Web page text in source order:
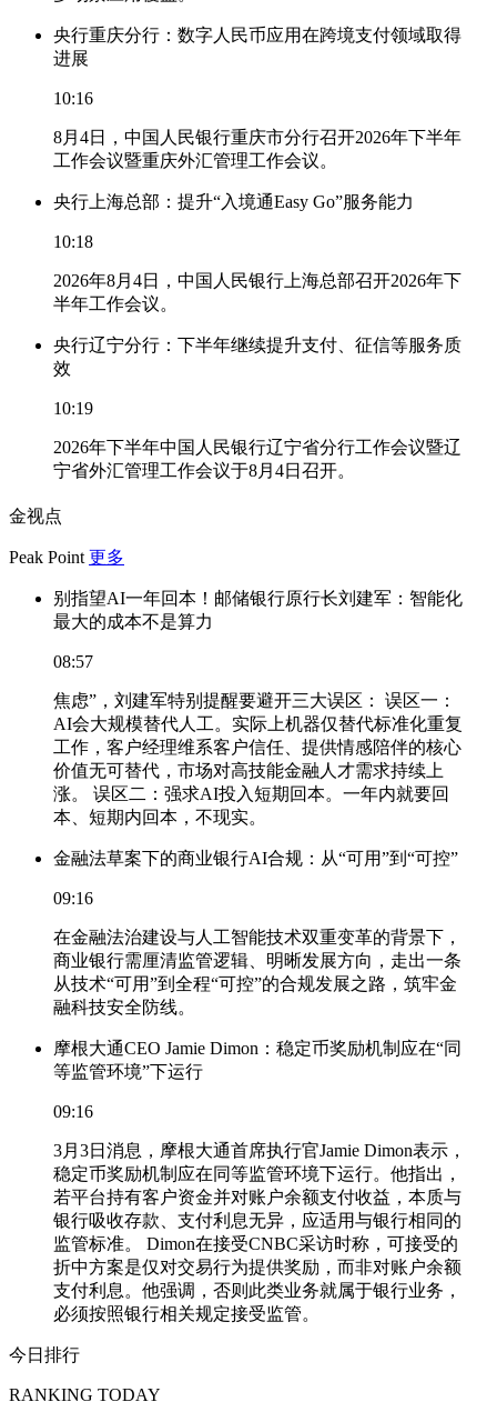
央行重庆分行：数字人民币应用在跨境支付领域取得
进展
10:16
8月4日，中国人民银行重庆市分行召开2026年下半年
工作会议暨重庆外汇管理工作会议。
央行上海总部：提升“入境通Easy Go”服务能力
10:18
2026年8月4日，中国人民银行上海总部召开2026年下
半年工作会议。
央行辽宁分行：下半年继续提升支付、征信等服务质
效
10:19
2026年下半年中国人民银行辽宁省分行工作会议暨辽
宁省外汇管理工作会议于8月4日召开。
金视点
Peak Point 更多
别指望AI一年回本！邮储银行原行长刘建军：智能化
最大的成本不是算力
08:57
焦虑”，刘建军特别提醒要避开三大误区： 误区一：
AI会大规模替代人工。实际上机器仅替代标准化重复
工作，客户经理维系客户信任、提供情感陪伴的核心
价值无可替代，市场对高技能金融人才需求持续上
涨。 误区二：强求AI投入短期回本。一年内就要回
本、短期内回本，不现实。
金融法草案下的商业银行AI合规：从“可用”到“可控”
09:16
在金融法治建设与人工智能技术双重变革的背景下，
商业银行需厘清监管逻辑、明晰发展方向，走出一条
从技术“可用”到全程“可控”的合规发展之路，筑牢金
融科技安全防线。
摩根大通CEO Jamie Dimon：稳定币奖励机制应在“同
等监管环境”下运行
09:16
3月3日消息，摩根大通首席执行官Jamie Dimon表示，
稳定币奖励机制应在同等监管环境下运行。他指出，
若平台持有客户资金并对账户余额支付收益，本质与
银行吸收存款、支付利息无异，应适用与银行相同的
监管标准。 Dimon在接受CNBC采访时称，可接受的
折中方案是仅对交易行为提供奖励，而非对账户余额
支付利息。他强调，否则此类业务就属于银行业务，
必须按照银行相关规定接受监管。
今日排行
RANKING TODAY